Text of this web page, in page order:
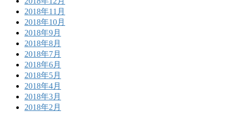
2018年11月
2018年10月
2018年9月
2018年8月
2018年7月
2018年6月
2018年5月
2018年4月
2018年3月
2018年2月